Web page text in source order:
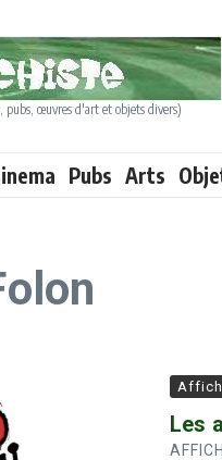
pubs, œuvres d'art et objets divers)
Pubs Arts
Les